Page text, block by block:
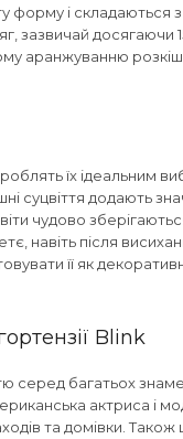
форму і складаються
досягаючи
аранжуванню
роблять їх ідеальним
суцвіття додають
чудово
навіть після
її як
Blink
серед багатьох
актриса і
та домівки.